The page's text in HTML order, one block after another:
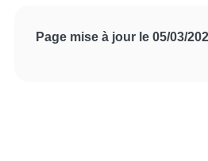
Page mise à jour le 05/03/